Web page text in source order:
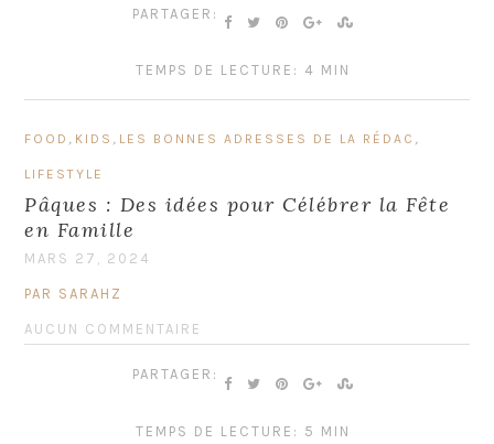
PARTAGER:
TEMPS DE LECTURE: 4 MIN
FOOD , KIDS , LES BONNES ADRESSES DE LA RÉDAC ,
LIFESTYLE
Pâques : Des idées pour Célébrer la Fête
en Famille
MARS 27, 2024
PAR SARAHZ
AUCUN COMMENTAIRE
PARTAGER:
TEMPS DE LECTURE: 5 MIN